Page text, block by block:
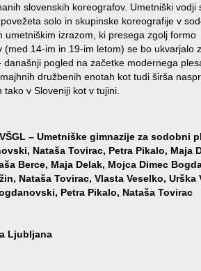
slovenskih koreografov. Umetniški vodji
solo in skupinske koreografije v
izrazom, ki presega zgolj formo
14-im in 19-im letom) se bo ukvarjalo
pogled na začetke modernega
družbenih enotah kot tudi širša
v Sloveniji kot v tujini.
– Umetniške gimnazije za sodobni
Nataša Tovirac, Petra Pikalo, Maja
Berce, Maja Delak, Mojca Dimec
Nataša Tovirac, Vlasta Veselko, Urška
Petra Pikalo, Nataša Tovirac
Ljubljana